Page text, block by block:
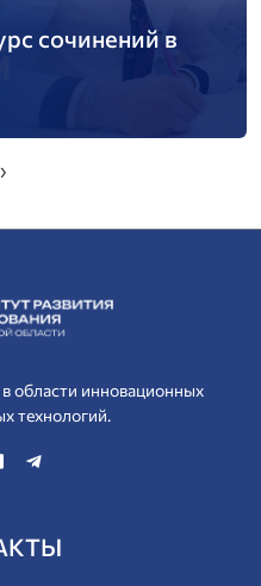
сочинений в
›
области инновационных
технологий.